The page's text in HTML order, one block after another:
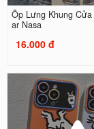
Ốp Lưng Khung
ar Nasa
16.000 đ